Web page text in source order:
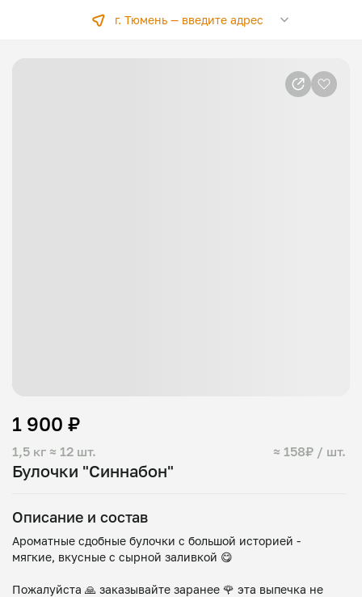
г. Тюмень — введите адрес
Булочки "Синнабон"
1,5 кг ≈ 12 шт. ≈ 158₽ / шт.
1 900 ₽
Описание и состав
Ароматные сдобные булочки с большой историей -
мягкие, вкусные с сырной заливкой 😋
Пожалуйста 🙏 заказывайте заранее 🌹 эта выпечка не